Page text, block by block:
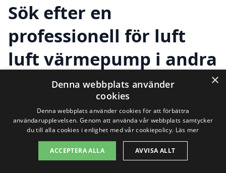
Sök efter en
professionell för luft
luft värmepump i andra
städer nära Ekenhaga
Att hitta rätt företag för installation av en
luft luft värmepump i Ekenhaga kan vara
en utmaning. Därför är det viktigt att
×
Denna webbplats använder
cookies
Denna webbplats använder cookies för att förbättra
användarupplevelsen. Genom att använda vår webbplats samtycker
du till alla cookies i enlighet med vår cookiepolicy. Läs mer
ACCEPTERA ALLA AVVISA ALLT